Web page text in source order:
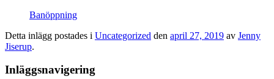
Banöppning
Detta inlägg postades i Uncategorized den april 27, 2019 av Jenny
Jiserup.
Inläggsnavigering